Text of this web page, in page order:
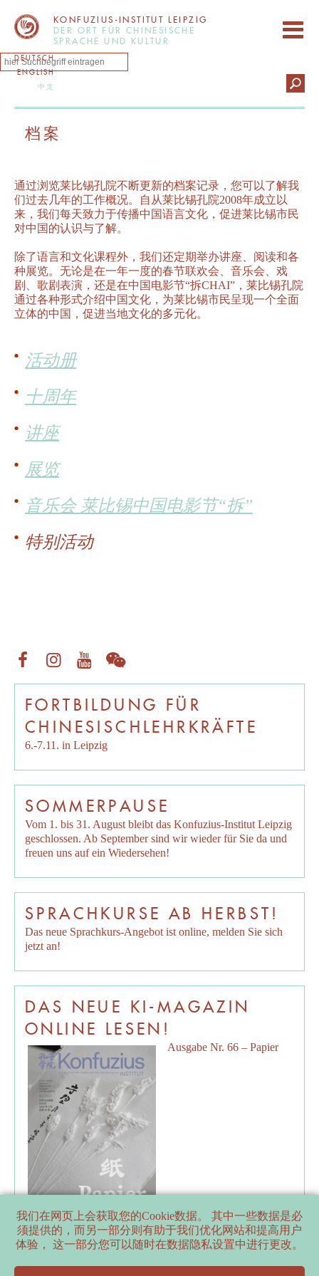
KONFUZIUS-INSTITUT LEIPZIG
DER ORT FÜR CHINESISCHE
SPRACHE UND KULTUR
DEUTSCH
ENGLISH
中文
档案
通过浏览莱比锡孔院不断更新的档案记录，您可以了解我
们过去几年的工作概况。自从莱比锡孔院2008年成立以
来，我们每天致力于传播中国语言文化，促进莱比锡市民
对中国的认识与了解。
除了语言和文化课程外，我们还定期举办讲座、阅读和各
种展览。无论是在一年一度的春节联欢会、音乐会、戏
剧、歌剧表演，还是在中国电影节“拆CHAI”，莱比锡孔院
通过各种形式介绍中国文化，为莱比锡市民呈现一个全面
立体的中国，促进当地文化的多元化。
活动册
十周年
讲座
展览
音乐会 莱比锡中国电影节“拆”
特别活动
FORTBILDUNG FÜR
CHINESISCHLEHRKRÄFTE
6.-7.11. in Leipzig
SOMMERPAUSE
Vom 1. bis 31. August bleibt das Konfuzius-Institut Leipzig
geschlossen. Ab September sind wir wieder für Sie da und
freuen uns auf ein Wiedersehen!
SPRACHKURSE AB HERBST!
Das neue Sprachkurs-Angebot ist online, melden Sie sich
jetzt an!
DAS NEUE KI-MAGAZIN
ONLINE LESEN!
Ausgabe Nr. 66 – Papier
我们在网页上会获取您的Cookie数据。 其中一些数据是必
须提供的，而另一部分则有助于我们优化网站和提高用户
体验， 这一部分您可以随时在数据隐私设置中进行更改。